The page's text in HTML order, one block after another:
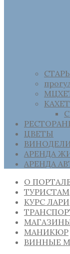
ЦВЕТЫ
АРЕНДА
АРЕНДА
О
ТУРИСТАМ
КУРС ЛАРИ
МАНИКЮР
ВИННЫЕ